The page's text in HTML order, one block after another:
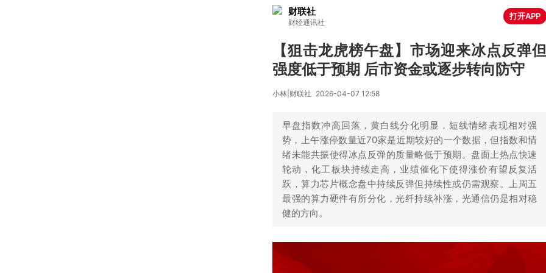
财联社
财经通讯社
打开APP
【狙击龙虎榜午盘】市场迎来冰点反弹但
强度低于预期 后市资金或逐步转向防守
小林|财联社 2026-04-07 12:58
早盘指数冲高回落，黄白线分化明显，短线情绪表现相对强
势，上午涨停数量近70家是近期较好的一个数据，但指数和情
绪未能共振使得冰点反弹的质量略低于预期。盘面上热点快速
轮动，化工板块持续走高，业绩催化下使得涨价有望反复活
跃，算力芯片概念盘中持续反弹但持续性或仍需观察。上周五
最强的算力硬件有所分化，光纤持续补涨，光通信仍是相对稳
健的方向。